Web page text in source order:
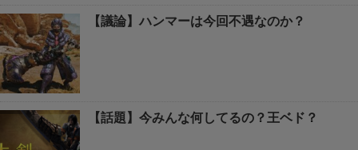
【議論】ハンマーは今回不遇なのか？
【話題】今みんな何してるの？王ベド？